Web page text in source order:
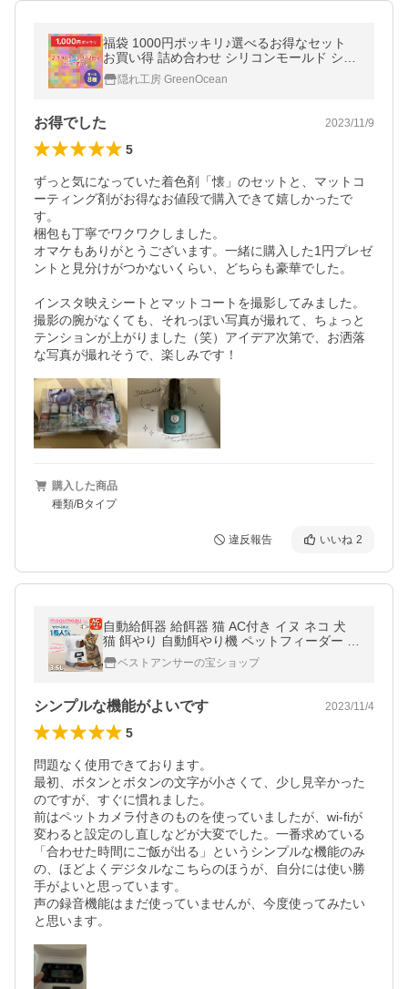
福袋 1000円ポッキリ♪選べるお得なセット
お買い得 詰め合わせ シリコンモールド シリ
コン型 封入 UVレジン LEDレジン 送料別 プ
レゼントに最適
隠れ工房 GreenOcean
お得でした 2023/11/9
5
ずっと気になっていた着色剤「懐」のセットと、マットコ
ーティング剤がお得なお値段で購入できて嬉しかったで
す。
梱包も丁寧でワクワクしました。
オマケもありがとうございます。一緒に購入した1円プレゼ
ントと見分けがつかないくらい、どちらも豪華でした。
インスタ映えシートとマットコートを撮影してみました。
撮影の腕がなくても、それっぽい写真が撮れて、ちょっと
テンションが上がりました（笑）アイデア次第で、お洒落
な写真が撮れそうで、楽しみです！
購入した商品
種類/Bタイプ
違反報告 いいね 2
自動給餌器 給餌器 猫 AC付き イヌ ネコ 犬
猫 餌やり 自動餌やり機 ペットフィーダー ペ
ット用自動給餌 3.5L タイマー設定 コンセン
ト ステンレス皿 録音 爆買
ベストアンサーの宝ショップ
シンプルな機能がよいです 2023/11/4
5
問題なく使用できております。
最初、ボタンとボタンの文字が小さくて、少し見辛かった
のですが、すぐに慣れました。
前はペットカメラ付きのものを使っていましたが、wi-fiが
変わると設定のし直しなどが大変でした。一番求めている
「合わせた時間にご飯が出る」というシンプルな機能のみ
の、ほどよくデジタルなこちらのほうが、自分には使い勝
手がよいと思っています。
声の録音機能はまだ使っていませんが、今度使ってみたい
と思います。